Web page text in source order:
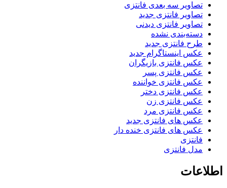
تصاویر سه بعدی فانتزی
تصاویر فانتزی جدید
تصاویر فانتزی دیدنی
دسته‌بندی نشده
طرح فانتزی جدید
عکس اینستاگرام جدید
عکس فانتزی بازیگران
عکس فانتزی پسر
عکس فانتزی خواننده
عکس فانتزی دختر
عکس فانتزی زن
عکس فانتزی مرد
عکس های فانتزی جدید
عکس های فانتزی خنده دار
فانتزی
مدل فانتزی
اطلاعات